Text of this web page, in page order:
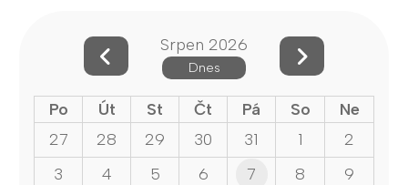
Srpen 2026
Dnes
Po Út St Čt Pá So
Ne
27
28 29 30 31 1
2
3
4 5 6 7 8
9